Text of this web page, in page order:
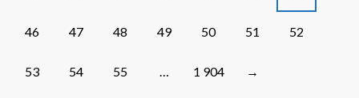
46 47 48 49 50 51 52
53 54 55 … 1 904 →